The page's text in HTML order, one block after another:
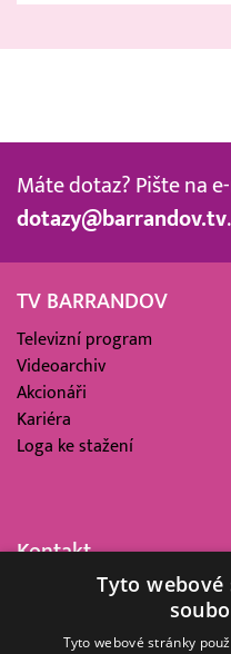
Máte dotaz? Pište na
dotazy@barrandov.tv.
TV BARRANDOV
Televizní program
Videoarchiv
Akcionáři
Kariéra
Loga ke stažení
Kontakt
Barrandov Televizní Studio,
Kříženeckého nám. 322
Tyto
Tyto webové stránky